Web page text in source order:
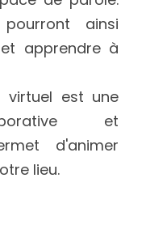
ainsi
apprendre à
virtuel est une
et
d'animer
lieu.